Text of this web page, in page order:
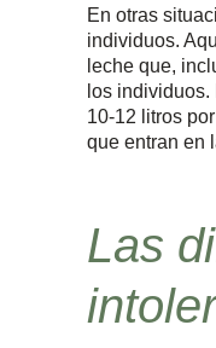
En otras
individuos.
leche que,
los
10-12 litros
que entran en
Las